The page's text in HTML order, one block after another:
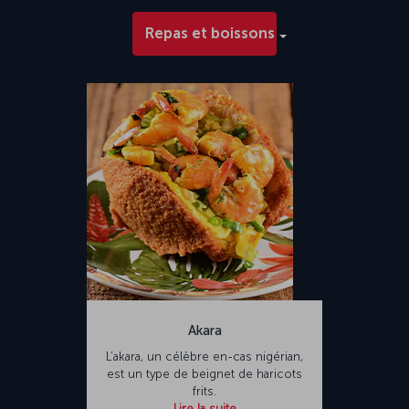
Repas et boissons
Akara
L’akara, un célèbre en-cas nigérian,
est un type de beignet de haricots
frits.